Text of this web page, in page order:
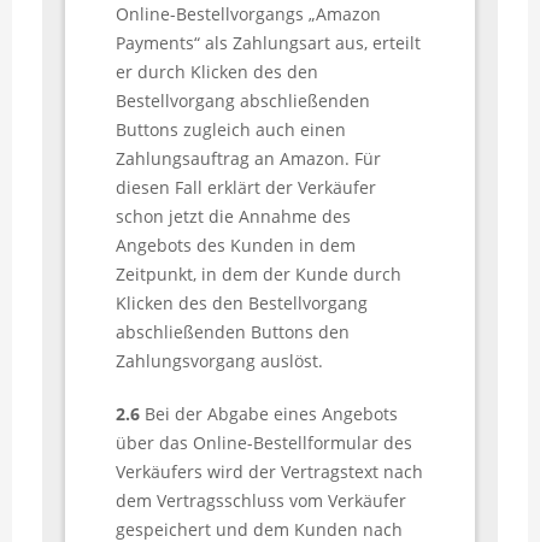
Online-Bestellvorgangs „Amazon
Payments“ als Zahlungsart aus, erteilt
er durch Klicken des den
Bestellvorgang abschließenden
Buttons zugleich auch einen
Zahlungsauftrag an Amazon. Für
diesen Fall erklärt der Verkäufer
schon jetzt die Annahme des
Angebots des Kunden in dem
Zeitpunkt, in dem der Kunde durch
Klicken des den Bestellvorgang
abschließenden Buttons den
Zahlungsvorgang auslöst.
2.6Bei der Abgabe eines Angebots
über das Online-Bestellformular des
Verkäufers wird der Vertragstext nach
dem Vertragsschluss vom Verkäufer
gespeichert und dem Kunden nach